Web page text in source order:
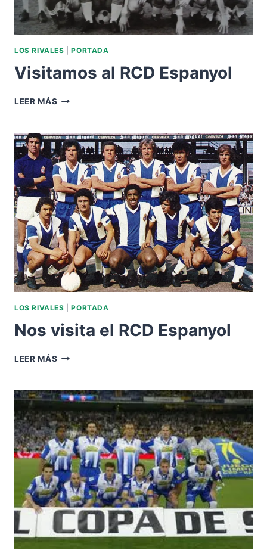
LOS RIVALES |PORTADA
Visitamos al RCD Espanyol
LEER MÁS VISITAMOS
ESPANYOL
LOS RIVALES |PORTADA
Nos visita el RCD Espanyol
LEER MÁS NOS
RCD
ESPANYOL